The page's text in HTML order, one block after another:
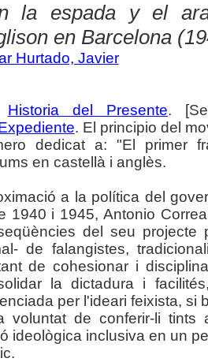
la espada y el
en Barcelona
Hurtado, Javier
Historia del Presente.
. El principio del
dedicat a: "El primer
en castellà i anglès.
a la política del
1940 i 1945, Antonio
del seu projecte
de falangistes,
de cohesionar i
la dictadura i
per l'ideari feixista, si
voluntat de conferir-li tints
ideològica inclusiva en un